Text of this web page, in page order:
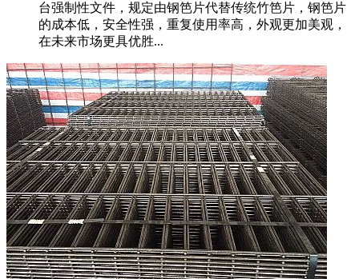
台强制性文件，规定由钢笆片代替传统竹笆片，钢笆片
的成本低，安全性强，重复使用率高，外观更加美观，
在未来市场更具优胜...